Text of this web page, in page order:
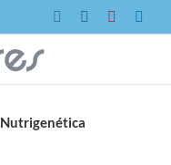
InstagramFacebookYouTube
Nutrigenética